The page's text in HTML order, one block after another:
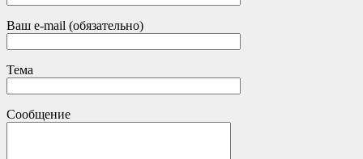
Ваш e-mail (обязательно)
Тема
Сообщение